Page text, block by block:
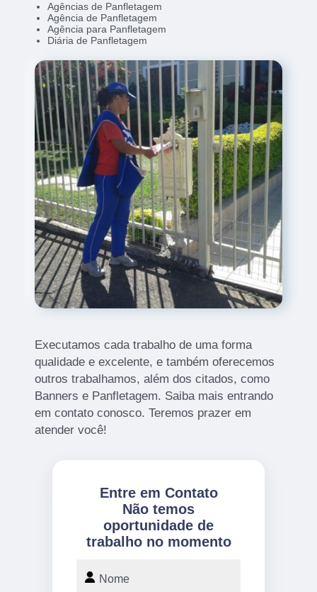
Agências de Panfletagem
Agência de Panfletagem
Agência para Panfletagem
Diária de Panfletagem
Executamos cada trabalho de uma forma
qualidade e excelente, e também oferecemos
outros trabalhamos, além dos citados, como
Banners e Panfletagem. Saiba mais entrando
em contato conosco. Teremos prazer em
atender você!
Entre em Contato
Não temos
oportunidade de
trabalho no momento